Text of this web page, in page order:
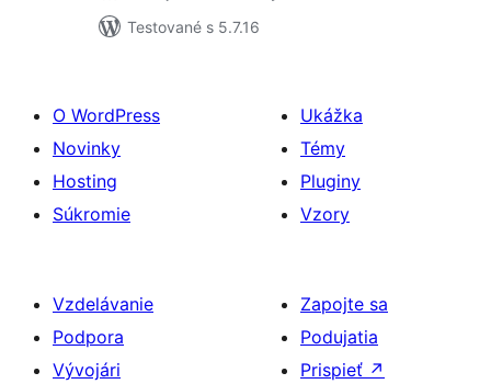
Testované s 5.7.16
O WordPress
Novinky
Hosting
Súkromie
Ukážka
Témy
Pluginy
Vzory
Vzdelávanie
Podpora
Vývojári
Zapojte sa
Podujatia
Prispieť ↗